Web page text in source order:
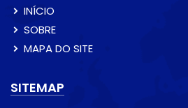
INÍCIO
SOBRE
MAPA DO SITE
SITEMAP